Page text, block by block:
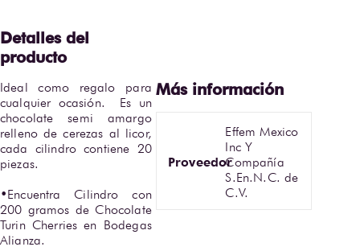
Ideal como regalo para
cualquier ocasión.  Es un
chocolate semi amargo
relleno de cerezas al licor,
cada cilindro contiene 20
piezas.
•Encuentra Cilindro con
200 gramos de Chocolate
Turin Cherries en Bodegas
Alianza.
Proveedor
Effem Mexico
Inc Y
Compañía
S.En.N.C. de
C.V.